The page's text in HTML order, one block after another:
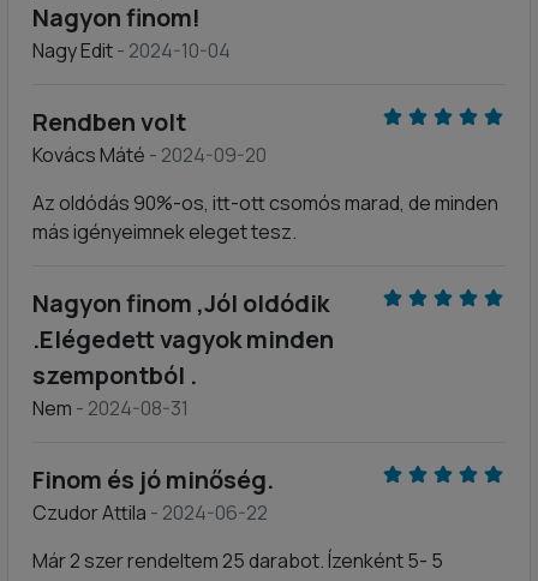
Nagyon finom!
Nagy Edit- 2024-10-04
Rendben volt
Kovács Máté - 2024-09-20
Az oldódás 90%-os, itt-ott csomós marad, de minden
más igényeimnek eleget tesz.
Nagyon finom ,Jól oldódik
.Elégedett vagyok minden
szempontból .
Nem - 2024-08-31
Finom és jó minőség.
Czudor Attila - 2024-06-22
Már 2 szer rendeltem 25 darabot. Ízenként 5- 5